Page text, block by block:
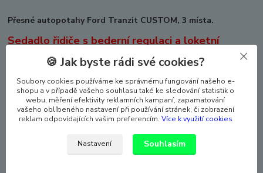
Přesné autopotahy Ford Tranzit CUSTOM, 3 místa.
Sedadlo řidiče s bederní regulaci a loketní
opěrkou, dvojsedadlo spolujezdců s otvorem pro
stolek v opěradle. Dvojsedák- lavice dělená
napůl.
VHODNE POUZE PRO MODEL SE STOLKEM V
DVOJOPĚRADLE.
POKUD STOLEK NEMÁTE, OBJEDNEJTE POTAHY
32953-T09, NEBO 32304-T06.
🍪 Jak byste rádi své cookies?
Soubory cookies používáme ke správnému fungování našeho e-
shopu a v případě vašeho souhlasu také ke sledování statistik o
webu, měření efektivity reklamních kampaní, zapamatování
vašeho oblíbeného nastavení při používání stránek, či zobrazení
reklam odpovídajících vašim preferencím. Více k využití cookies
Nastavení Souhlasím